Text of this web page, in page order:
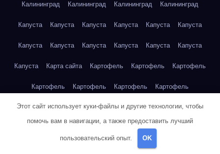
Калининград Калининград Калининград Калининград
Капуста Капуста Капуста Капуста Капуста Капуста
Капуста Капуста Капуста Капуста Капуста Капуста
Капуста Карта сайта Картофель Картофель Картофель
Картофель Картофель Картофель Картофель
Картофель Картофель Кейптаун Кейптаун Кейптаун
Кейптаун
Кейптаун
Этот сайт использует куки-файлы и другие технологии, чтобы
помочь вам в навигации, а также предоставить лучший
пользовательский опыт. OK